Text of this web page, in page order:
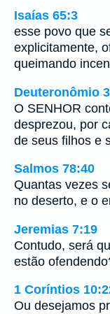
Isaías 65:3
esse povo que
explicitamente,
queimando
Deuteronômio
O SENHOR
desprezou, por
de seus filhos e
Salmos 78:40
Quantas vezes
no deserto, e o
Jeremias 7:19
Contudo, será
estão
1 Coríntios
Ou desejamos